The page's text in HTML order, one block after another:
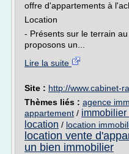
offre d'appartements à
Location
- Présents sur le terrain
proposons un...
Lire la suite
Site : http://www.cabinet-
Thèmes liés : agence
appartement / immobilier
location / location
location vente
un bien immobilier